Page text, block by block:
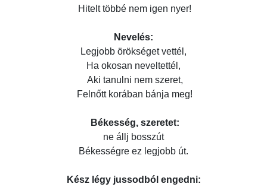
Hitelt többé nem igen nyer!
Nevelés:
Legjobb örökséget vettél,
Ha okosan neveltettél,
Aki tanulni nem szeret,
Felnőtt korában bánja meg!
Békesség, szeretet:
ne állj bosszút
Békességre ez legjobb út.
Kész légy jussodból engedni: